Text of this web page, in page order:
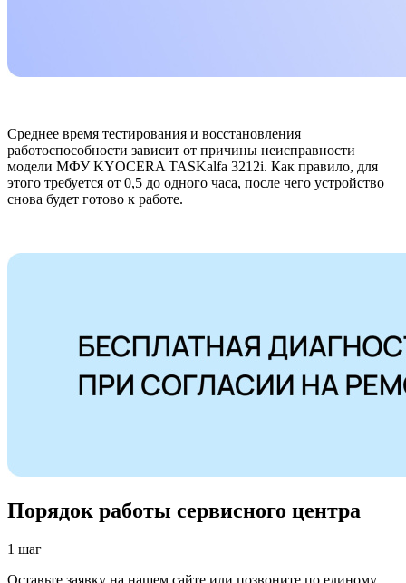
Среднее время тестирования и восстановления
работоспособности зависит от причины неисправности
модели МФУ KYOCERA TASKalfa 3212i. Как правило, для
этого требуется от 0,5 до одного часа, после чего устройство
снова будет готово к работе.
Порядок работы сервисного центра
1 шаг
Оставьте заявку на нашем сайте или позвоните по единому